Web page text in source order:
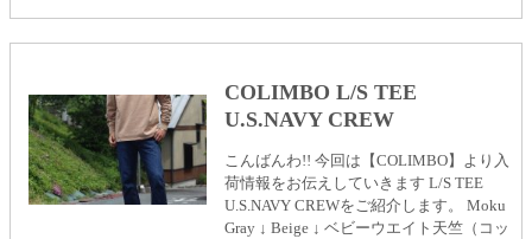
COLIMBO L/S TEE
U.S.NAVY CREW
こんばんわ!! 今回は【COLIMBO】より入
荷情報をお伝えしていきます L/S TEE
U.S.NAVY CREWをご紹介します。 Moku
Gray ↓ Beige ↓ ベビーウエイト天竺（コッ